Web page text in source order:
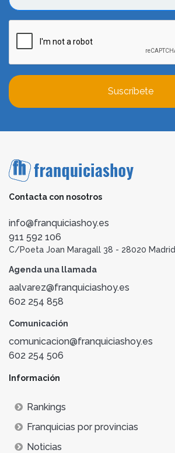
Suscríbete
Contacta con nosotros
info@franquiciashoy.es
911 592 106
C/Poeta Joan Maragall 38 - 28020 Madrid
Agenda una llamada
aalvarez@franquiciashoy.es
602 254 858
Comunicación
comunicacion@franquiciashoy.es
602 254 506
Información
Rankings
Franquicias por provincias
Noticias